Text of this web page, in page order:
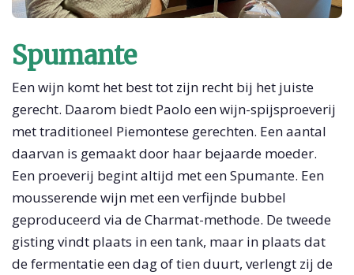
Spumante
Een wijn komt het best tot zijn recht bij het juiste
gerecht. Daarom biedt Paolo een wijn-spijsproeverij
met traditioneel Piemontese gerechten. Een aantal
daarvan is gemaakt door haar bejaarde moeder.
Een proeverij begint altijd met een Spumante. Een
mousserende wijn met een verfijnde bubbel
geproduceerd via de Charmat-methode. De tweede
gisting vindt plaats in een tank, maar in plaats dat
de fermentatie een dag of tien duurt, verlengt zij de